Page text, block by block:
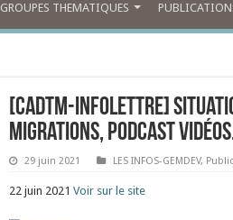
GROUPES THEMATIQUES
[CADTM-Infolettre]
Migrations, Podcast
29 juin 2021 LES INFOS-GEMDEV,
22 juin 2021 Voir sur le site